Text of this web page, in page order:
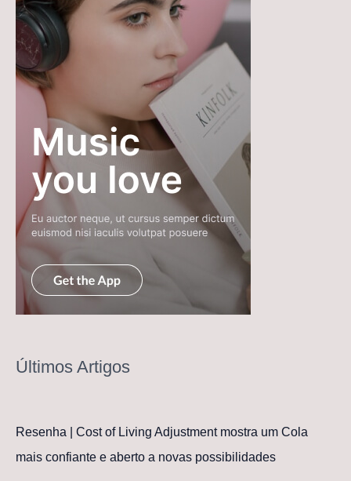
Últimos Artigos
Resenha | Cost of Living Adjustment mostra um Cola
mais confiante e aberto a novas possibilidades